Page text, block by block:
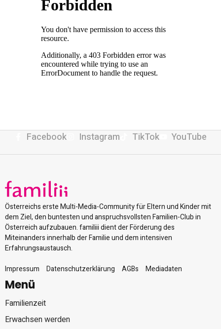
Facebook Instagram TikTok YouTube
Österreichs erste Multi-Media-Community für Eltern und Kinder mit
dem Ziel, den buntesten und anspruchsvollsten Familien-Club in
Österreich aufzubauen. familiii dient der Förderung des
Miteinanders innerhalb der Familie und dem intensiven
Erfahrungsaustausch.
Impressum
Datenschutzerklärung AGBs Mediadaten
Menü
Familienzeit
Erwachsen werden